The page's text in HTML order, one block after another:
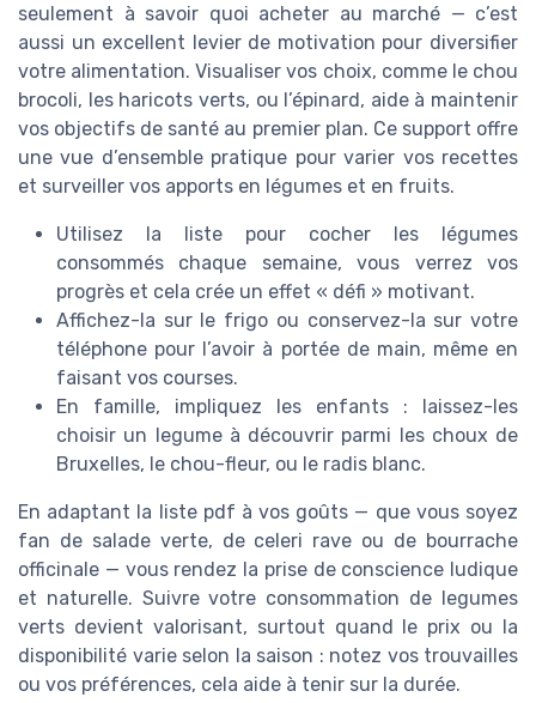
seulement à savoir quoi acheter au marché — c’est
aussi un excellent levier de motivation pour diversifier
votre alimentation. Visualiser vos choix, comme le chou
brocoli, les haricots verts, ou l’épinard, aide à maintenir
vos objectifs de santé au premier plan. Ce support offre
une vue d’ensemble pratique pour varier vos recettes
et surveiller vos apports en légumes et en fruits.
Utilisez la liste pour cocher les légumes
consommés chaque semaine, vous verrez vos
progrès et cela crée un effet « défi » motivant.
Affichez-la sur le frigo ou conservez-la sur votre
téléphone pour l’avoir à portée de main, même en
faisant vos courses.
En famille, impliquez les enfants : laissez-les
choisir un legume à découvrir parmi les choux de
Bruxelles, le chou-fleur, ou le radis blanc.
En adaptant la liste pdf à vos goûts — que vous soyez
fan de salade verte, de celeri rave ou de bourrache
officinale — vous rendez la prise de conscience ludique
et naturelle. Suivre votre consommation de legumes
verts devient valorisant, surtout quand le prix ou la
disponibilité varie selon la saison : notez vos trouvailles
ou vos préférences, cela aide à tenir sur la durée.